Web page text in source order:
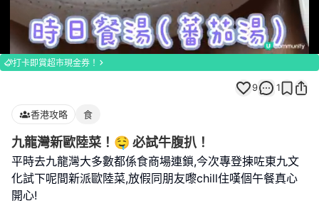
Loaded:
100.00%
Unmute
打卡即賞超市現金券！
9 1
香港攻略 食
九龍灣新歐陸菜！🤤 必試牛腹扒！
平時去九龍灣大多數都係食商場連鎖,今次專登揀咗東九文
化試下呢間新派歐陸菜,放假同朋友嚟chill住嘆個午餐真心
開心!